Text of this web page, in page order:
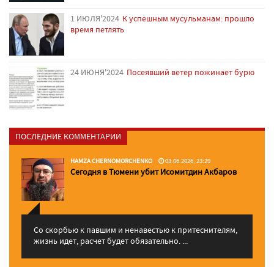
1 ИЮЛЯ'2024 К успешным мусульманам: прошло
время петлять
24 ИЮНЯ'2024 Посеявший ветер пожинает бурю
ПОСЛЕДНИЕ КОММЕНТАРИИ
HAMZA CHERNOMORCHENKO 03.06.2026, 23:29
Сегодня в Тюмени убит Исомитдин Акбаров
Со скорбью к павшим и ненавестью к притеснителям,
жизнь идет, расчет будет обязательно. ...